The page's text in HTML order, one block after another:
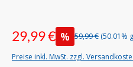
29,99 € % 59,99 € (50.01%
Preise inkl. MwSt. zzgl.